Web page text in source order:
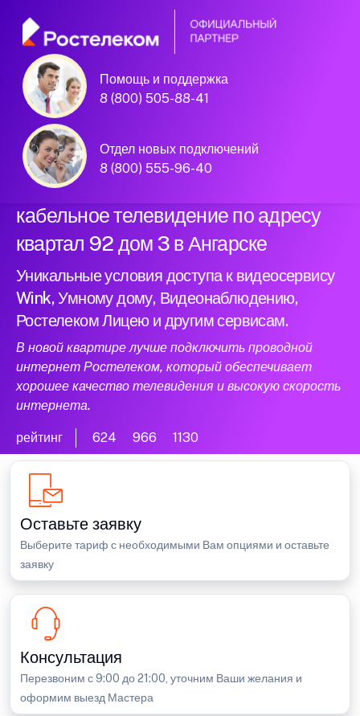
Помощь и поддержка
8 (800) 505-88-41
Отдел новых подключений
8 (800) 555-96-40
Официальный
партнер Ростелеком
Подключили новый интернет и
кабельное телевидение по адресу
квартал 92 дом 3 в Ангарске
Уникальные условия доступа к видеосервису
Wink, Умному дому, Видеонаблюдению,
Ростелеком Лицею и другим сервисам.
В новой квартире лучше подключить проводной
интернет Ростелеком, который обеспечивает
хорошее качество телевидения и высокую скорость
интернета.
рейтинг 624 966 1130
Оставьте заявку
Выберите тариф с необходимыми Вам опциями и оставьте
заявку
Консультация
Перезвоним с 9:00 до 21:00, уточним Ваши желания и
оформим выезд Мастера